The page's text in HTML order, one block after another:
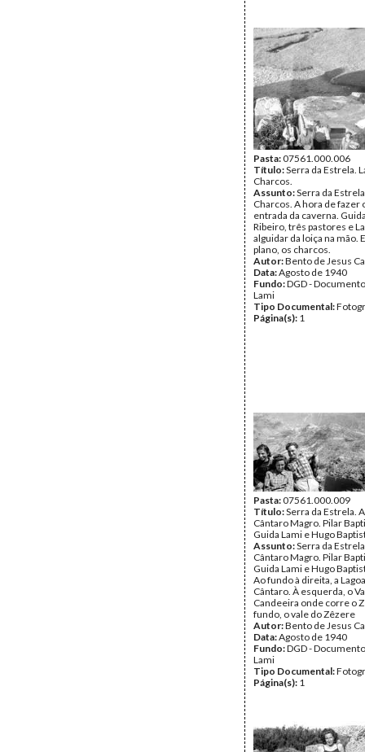
Pasta:07561.000.006
Título:Serra da Estrela.
Charcos.
Assunto:Serra da
Charcos. A hora de fazer
entrada da caverna.
Ribeiro, três pastores e
alguidar da loiça na mão.
plano, os charcos.
Autor:Bento de Jesus
Data:Agosto de 1940
Fundo:DGD -
Lami
Tipo Documental:
Página(s): 1
Pasta:07561.000.009
Título:Serra da Estrela.
Cântaro Magro. Pilar
Guida Lami e Hugo
Assunto:Serra da
Cântaro Magro. Pilar
Guida Lami e Hugo
Ao fundo à direita, a
Cântaro. À esquerda, o
Candeeira onde corre o
fundo, o vale do Zêzere
Autor:Bento de Jesus
Data:Agosto de 1940
Fundo:DGD -
Lami
Tipo Documental:
Página(s): 1